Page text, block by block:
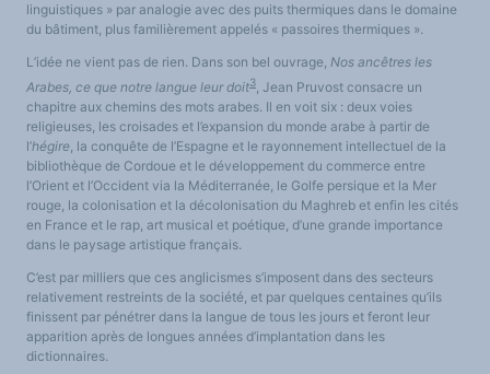
linguistiques » par analogie avec des puits thermiques dans le domaine
du bâtiment, plus familièrement appelés « passoires thermiques ».
L’idée ne vient pas de rien. Dans son bel ouvrage, Nos ancêtres les
Arabes, ce que notre langue leur doit3, Jean Pruvost consacre un
chapitre aux chemins des mots arabes. Il en voit six : deux voies
religieuses, les croisades et l’expansion du monde arabe à partir de
l’hégire, la conquête de l’Espagne et le rayonnement intellectuel de la
bibliothèque de Cordoue et le développement du commerce entre
l’Orient et l’Occident via la Méditerranée, le Golfe persique et la Mer
rouge, la colonisation et la décolonisation du Maghreb et enfin les cités
en France et le rap, art musical et poétique, d’une grande importance
dans le paysage artistique français.
C’est par milliers que ces anglicismes s’imposent dans des secteurs
relativement restreints de la société, et par quelques centaines qu’ils
finissent par pénétrer dans la langue de tous les jours et feront leur
apparition après de longues années d’implantation dans les
dictionnaires.